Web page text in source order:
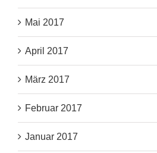
Mai 2017
April 2017
März 2017
Februar 2017
Januar 2017